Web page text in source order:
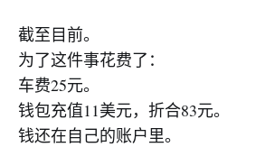
截至目前。
为了这件事花费了：
车费25元。
钱包充值11美元，折合83元。
钱还在自己的账户里。